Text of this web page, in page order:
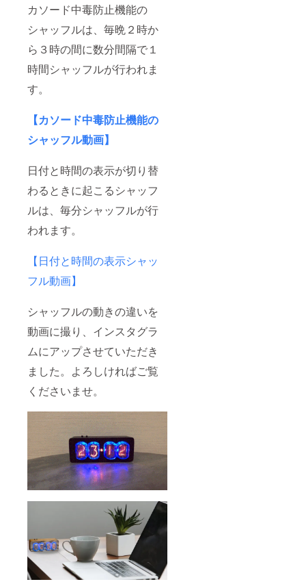
カソード中毒防止機能の
シャッフルは、毎晩２時か
ら３時の間に数分間隔で１
時間シャッフルが行われま
す。
【カソード中毒防止機能の
シャッフル動画】
日付と時間の表示が切り替
わるときに起こるシャッフ
ルは、毎分シャッフルが行
われます。
【日付と時間の表示シャッ
フル動画】
シャッフルの動きの違いを
動画に撮り、インスタグラ
ムにアップさせていただき
ました。よろしければご覧
くださいませ。